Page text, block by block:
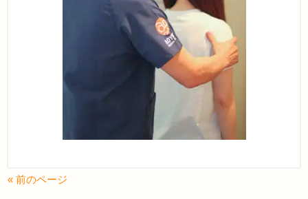
« 前のページ